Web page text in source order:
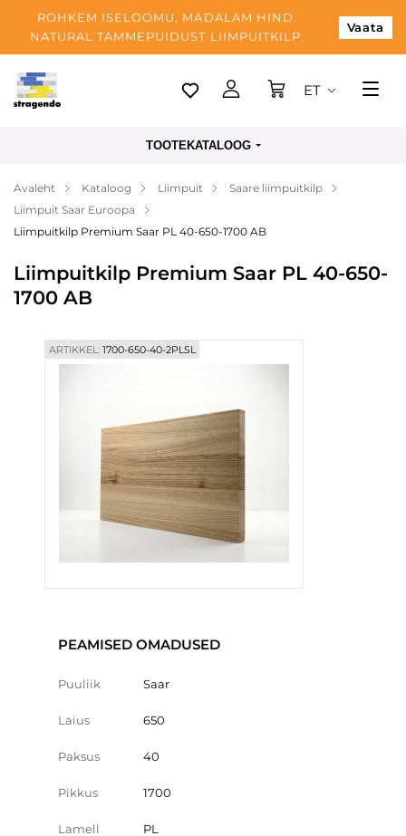
ROHKEM ISELOOMU, MADALAM HIND.
NATURAL TAMMEPUIDUST LIIMPUITKILP.
Vaata
Tallinn
Makse
Meist
Kontaktid
ET
TOOTEKATALOOG
Avaleht Kataloog Liimpuit
Saare liimpuitkilp
Liimpuit Saar Euroopa
Liimpuitkilp Premium Saar PL 40-650-1700 AB
Liimpuitkilp Premium Saar PL 40-650-
1700 AB
ARTIKKEL:1700-650-40-2PLSL
PEAMISED OMADUSED
Puuliik Saar
Laius 650
Paksus 40
Pikkus 1700
Lamell PL